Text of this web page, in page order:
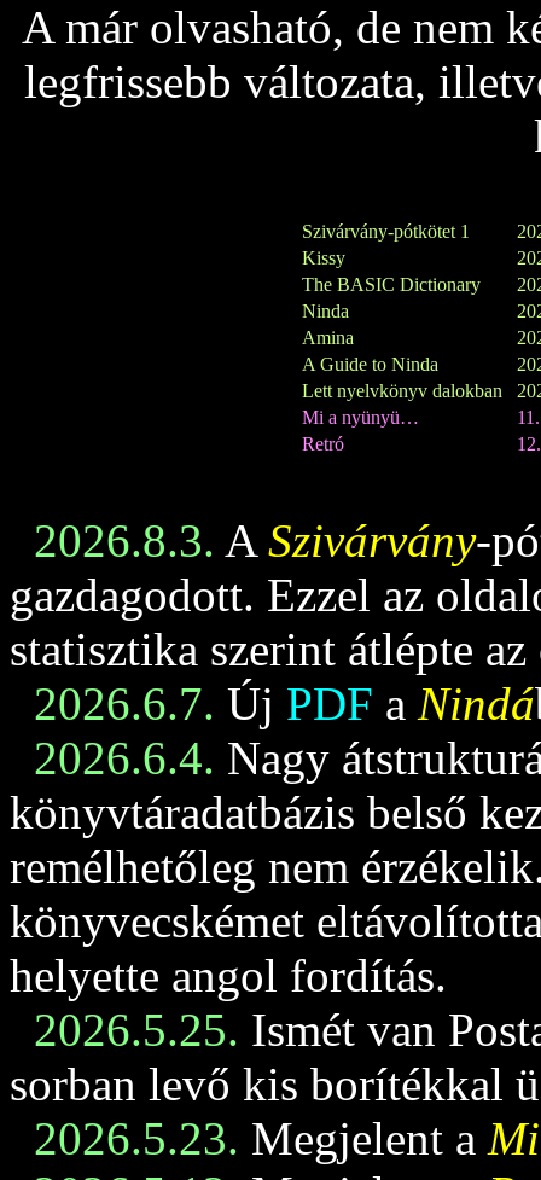
A már olvasható, de nem
legfrissebb változata,
Szivárvány-pótkötet 1
Kissy
The BASIC Dictionary
Ninda
Amina
A Guide to Ninda
Lett nyelvkönyv dalokban
Mi a nyünyü…
Retró
2026.8.3. A Szivárvány-
gazdagodott. Ezzel az
statisztika szerint átlépte
2026.6.7. Új PDF a Nindá
2026.6.4. Nagy
könyvtáradatbázis belső
remélhetőleg nem
könyvecskémet
helyette angol fordítás.
2026.5.25. Ismét van
sorban levő kis borítékkal
2026.5.23. Megjelent a